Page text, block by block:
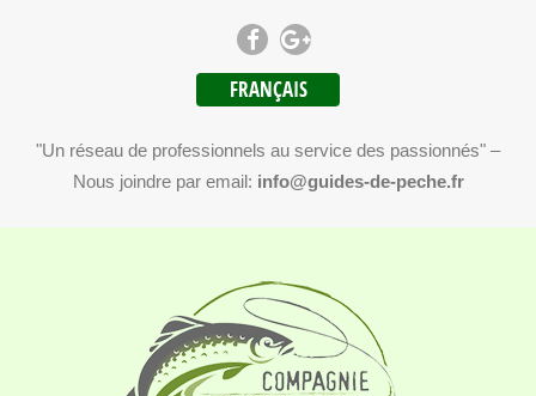
FRANÇAIS
"Un réseau de professionnels au service des passionnés" –
Nous joindre par email: info@guides-de-peche.fr